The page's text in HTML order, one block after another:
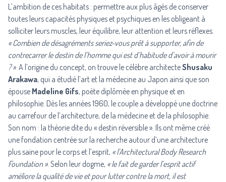
L’ambition de ces habitats : permettre aux plus âgés de conserver
toutes leurs capacités physiques et psychiques en les obligeant à
solliciter leurs muscles, leur équilibre, leur attention et leurs réflexes.
« Combien de désagréments seriez-vous prêt à supporter, afin de
contrecarrer le destin de l’homme qui est d’habitude d’avoir à mourir
? » A l’origine du concept, on trouve le célèbre architecteShusaku
Arakawa, qui a étudié l’art et la médecine au Japon ainsi que son
épouse Madeline Gifs, poète diplômée en physique et en
philosophie. Dès les années 1960, le couple a développé une doctrine
au carrefour de l’architecture, de la médecine et de la philosophie.
Son nom : la théorie dite du « destin réversible ». Ils ont même créé
une fondation centrée sur la recherche autour d’une architecture
plus saine pour le corps et l’esprit, « l’Architectural Body Research
Foundation ». Selon leur dogme, « le fait de garder l’esprit actif
améliore la qualité de vie et pour lutter contre la mort, il est